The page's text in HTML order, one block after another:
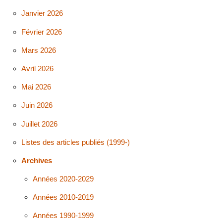
Janvier 2026
Février 2026
Mars 2026
Avril 2026
Mai 2026
Juin 2026
Juillet 2026
Listes des articles publiés (1999-)
Archives
Années 2020-2029
Années 2010-2019
Années 1990-1999